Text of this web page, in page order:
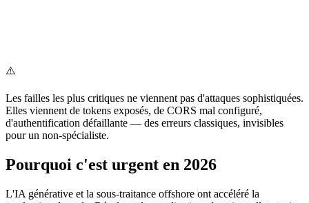
⚠️
Les failles les plus critiques ne viennent pas d'attaques sophistiquées.
Elles viennent de tokens exposés, de CORS mal configuré,
d'authentification défaillante — des erreurs classiques, invisibles
pour un non-spécialiste.
Pourquoi c'est urgent en 2026
L'IA générative et la sous-traitance offshore ont accéléré la